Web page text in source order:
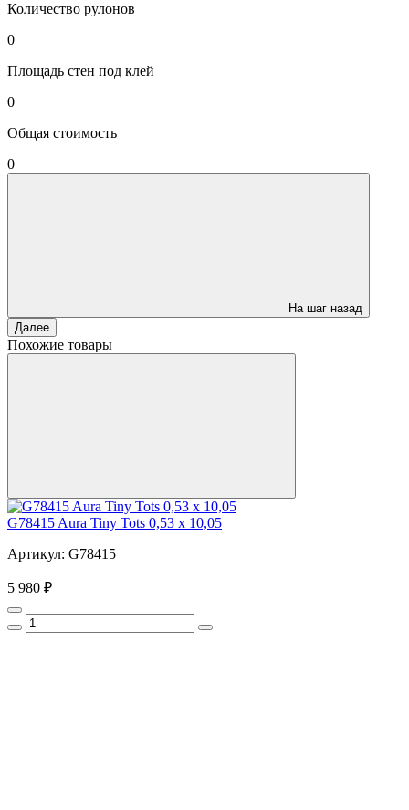
Количество рулонов
0
Площадь стен под клей
0
Общая стоимость
0
На шаг назад
Далее
Похожие товары
G78415 Aura Tiny Tots 0,53 х 10,05
Артикул: G78415
5 980 ₽